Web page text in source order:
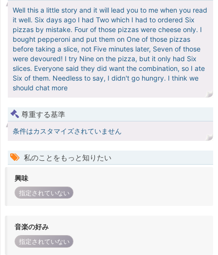
Well this a little story and it will lead you to me when you read
it well. Six days ago I had Two which I had to ordered Six
pizzas by mistake. Four of those pizzas were cheese only. I
bought pepperoni and put them on One of those pizzas
before taking a slice, not Five minutes later, Seven of those
were devoured! I try Nine on the pizza, but it only had Six
slices. Everyone said they did want the combination, so I ate
Six of them. Needless to say, I didn't go hungry. I think we
should chat more
尊重する基準
条件はカスタマイズされていません
私のことをもっと知りたい
興味
指定されていない
音楽の好み
指定されていない